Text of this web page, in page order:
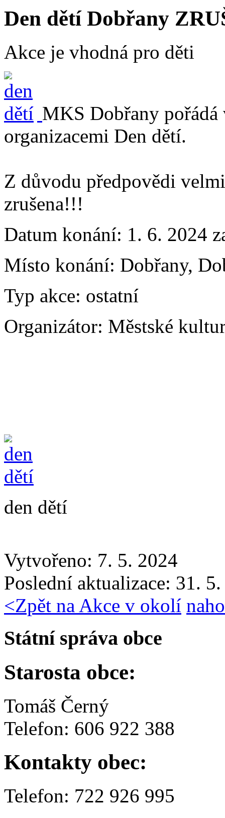
Den dětí Dobřany
Akce je vhodná pro děti
MKS Dobřany
organizacemi Den dětí.
Z důvodu předpovědi
zrušena!!!
Datum konání: 1. 6. 2024
Místo konání: Dobřany,
Typ akce: ostatní
Organizátor: Městské
den dětí
Vytvořeno: 7. 5. 2024
Poslední aktualizace: 31.
<Zpět na Akce v okolí
Státní správa obce
Starosta obce:
Tomáš Černý
Telefon: 606 922 388
Kontakty obec:
Telefon: 722 926 995